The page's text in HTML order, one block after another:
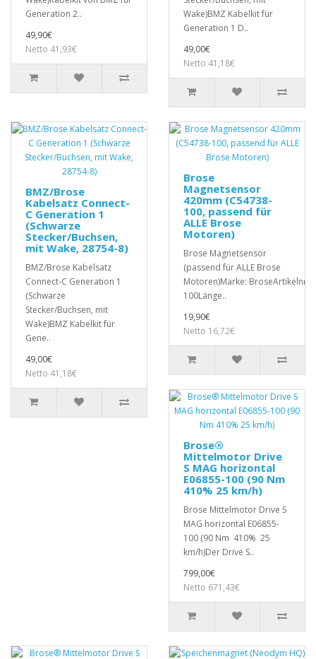
Generation 2..
49,90€
Netto 41,93€
Wake)BMZ Kabelkit für
Generation 1 D..
49,00€
Netto 41,18€
BMZ/Brose
Kabelsatz Connect-
C Generation 1
(Schwarze
Stecker/Buchsen,
mit Wake, 28754-8)
BMZ/Brose Kabelsatz
Connect-C Generation 1
(Schwarze
Stecker/Buchsen, mit
Wake)BMZ Kabelkit für
Gene..
49,00€
Netto 41,18€
Brose
Magnetsensor
420mm (C54738-
100, passend für
ALLE Brose
Motoren)
Brose Magnetsensor
(passend für ALLE Brose
Motoren)Marke: BroseArtikelnr.:
100Länge..
19,90€
Netto 16,72€
Brose®
Mittelmotor Drive
S MAG horizontal
E06855-100 (90 Nm
410% 25 km/h)
Brose Mittelmotor Drive S
MAG horizontal E06855-
100 (90 Nm 410% 25
km/h)Der Drive S..
799,00€
Netto 671,43€